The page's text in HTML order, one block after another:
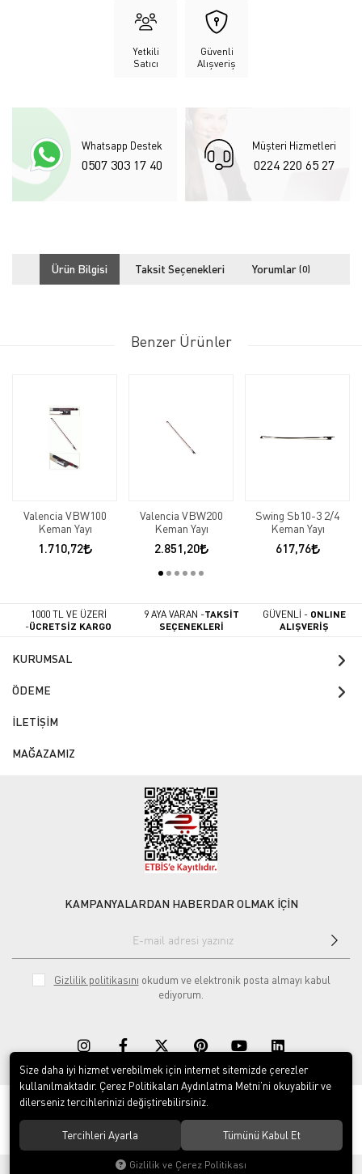
Yetkili
Satıcı
Güvenli
Alışveriş
Whatsapp Destek
0507 303 17 40
Müşteri Hizmetleri
0224 220 65 27
Ürün Bilgisi Taksit Seçenekleri Yorumlar (0)
Benzer Ürünler
Valencia VBW100
Keman Yayı
1.710,72
Valencia VBW200
Keman Yayı
2.851,20
Swing Sb10-3 2/4
Keman Yayı
617,76
1000 TL VE ÜZERİ
-ÜCRETSİZ KARGO
9 AYA VARAN -TAKSİT
SEÇENEKLERİ
GÜVENLİ - ONLINE
ALIŞVERİŞ
KURUMSAL
ÖDEME
İLETİŞİM
MAĞAZAMIZ
KAMPANYALARDAN HABERDAR OLMAK İÇİN
Gizlilik politikasını okudum ve elektronik posta almayı kabul
ediyorum.
© 2020Rekor Müzik. Tüm hakları saklıdır.
Yeni Nesil E-Ticaret Sistemleri ile Hazırlanmıştır.
Size daha iyi hizmet verebilmek için internet sitemizde çerezler
kullanılmaktadır. Çerez Politikaları Aydınlatma Metni’ni okuyabilir ve
dilerseniz tercihlerinizi değiştirebilirsiniz.
Tercihleri Ayarla Tümünü Kabul Et
Gizlilik ve Çerez Politikası